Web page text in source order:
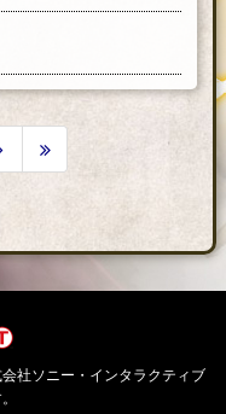
会社ソニー・インタラクティブ